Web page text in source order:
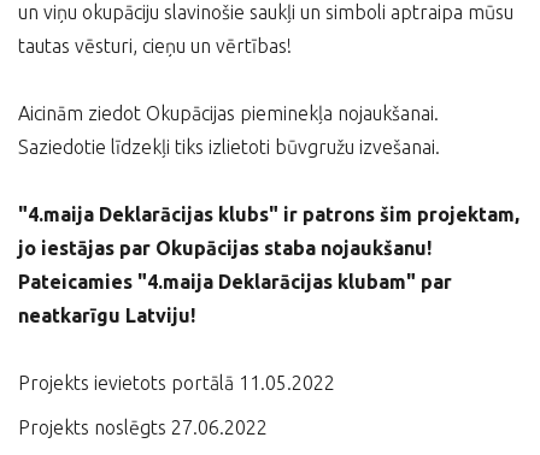
un viņu okupāciju slavinošie saukļi un simboli aptraipa mūsu
tautas vēsturi, cieņu un vērtības!
Aicinām ziedot Okupācijas pieminekļa nojaukšanai.
Saziedotie līdzekļi tiks izlietoti būvgružu izvešanai.
"4.maija Deklarācijas klubs" ir patrons šim projektam,
jo iestājas par Okupācijas staba nojaukšanu!
Pateicamies "4.maija Deklarācijas klubam" par
neatkarīgu Latviju!
Projekts ievietots portālā 11.05.2022
Projekts noslēgts 27.06.2022